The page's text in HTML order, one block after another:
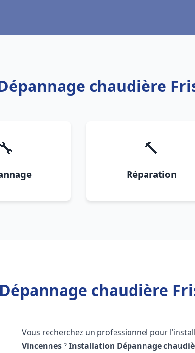
chaudière
🔧 🔨
Réparation
chaudière
Vous recherchez un professionnel pour
Vincennes?Installation Dépannage